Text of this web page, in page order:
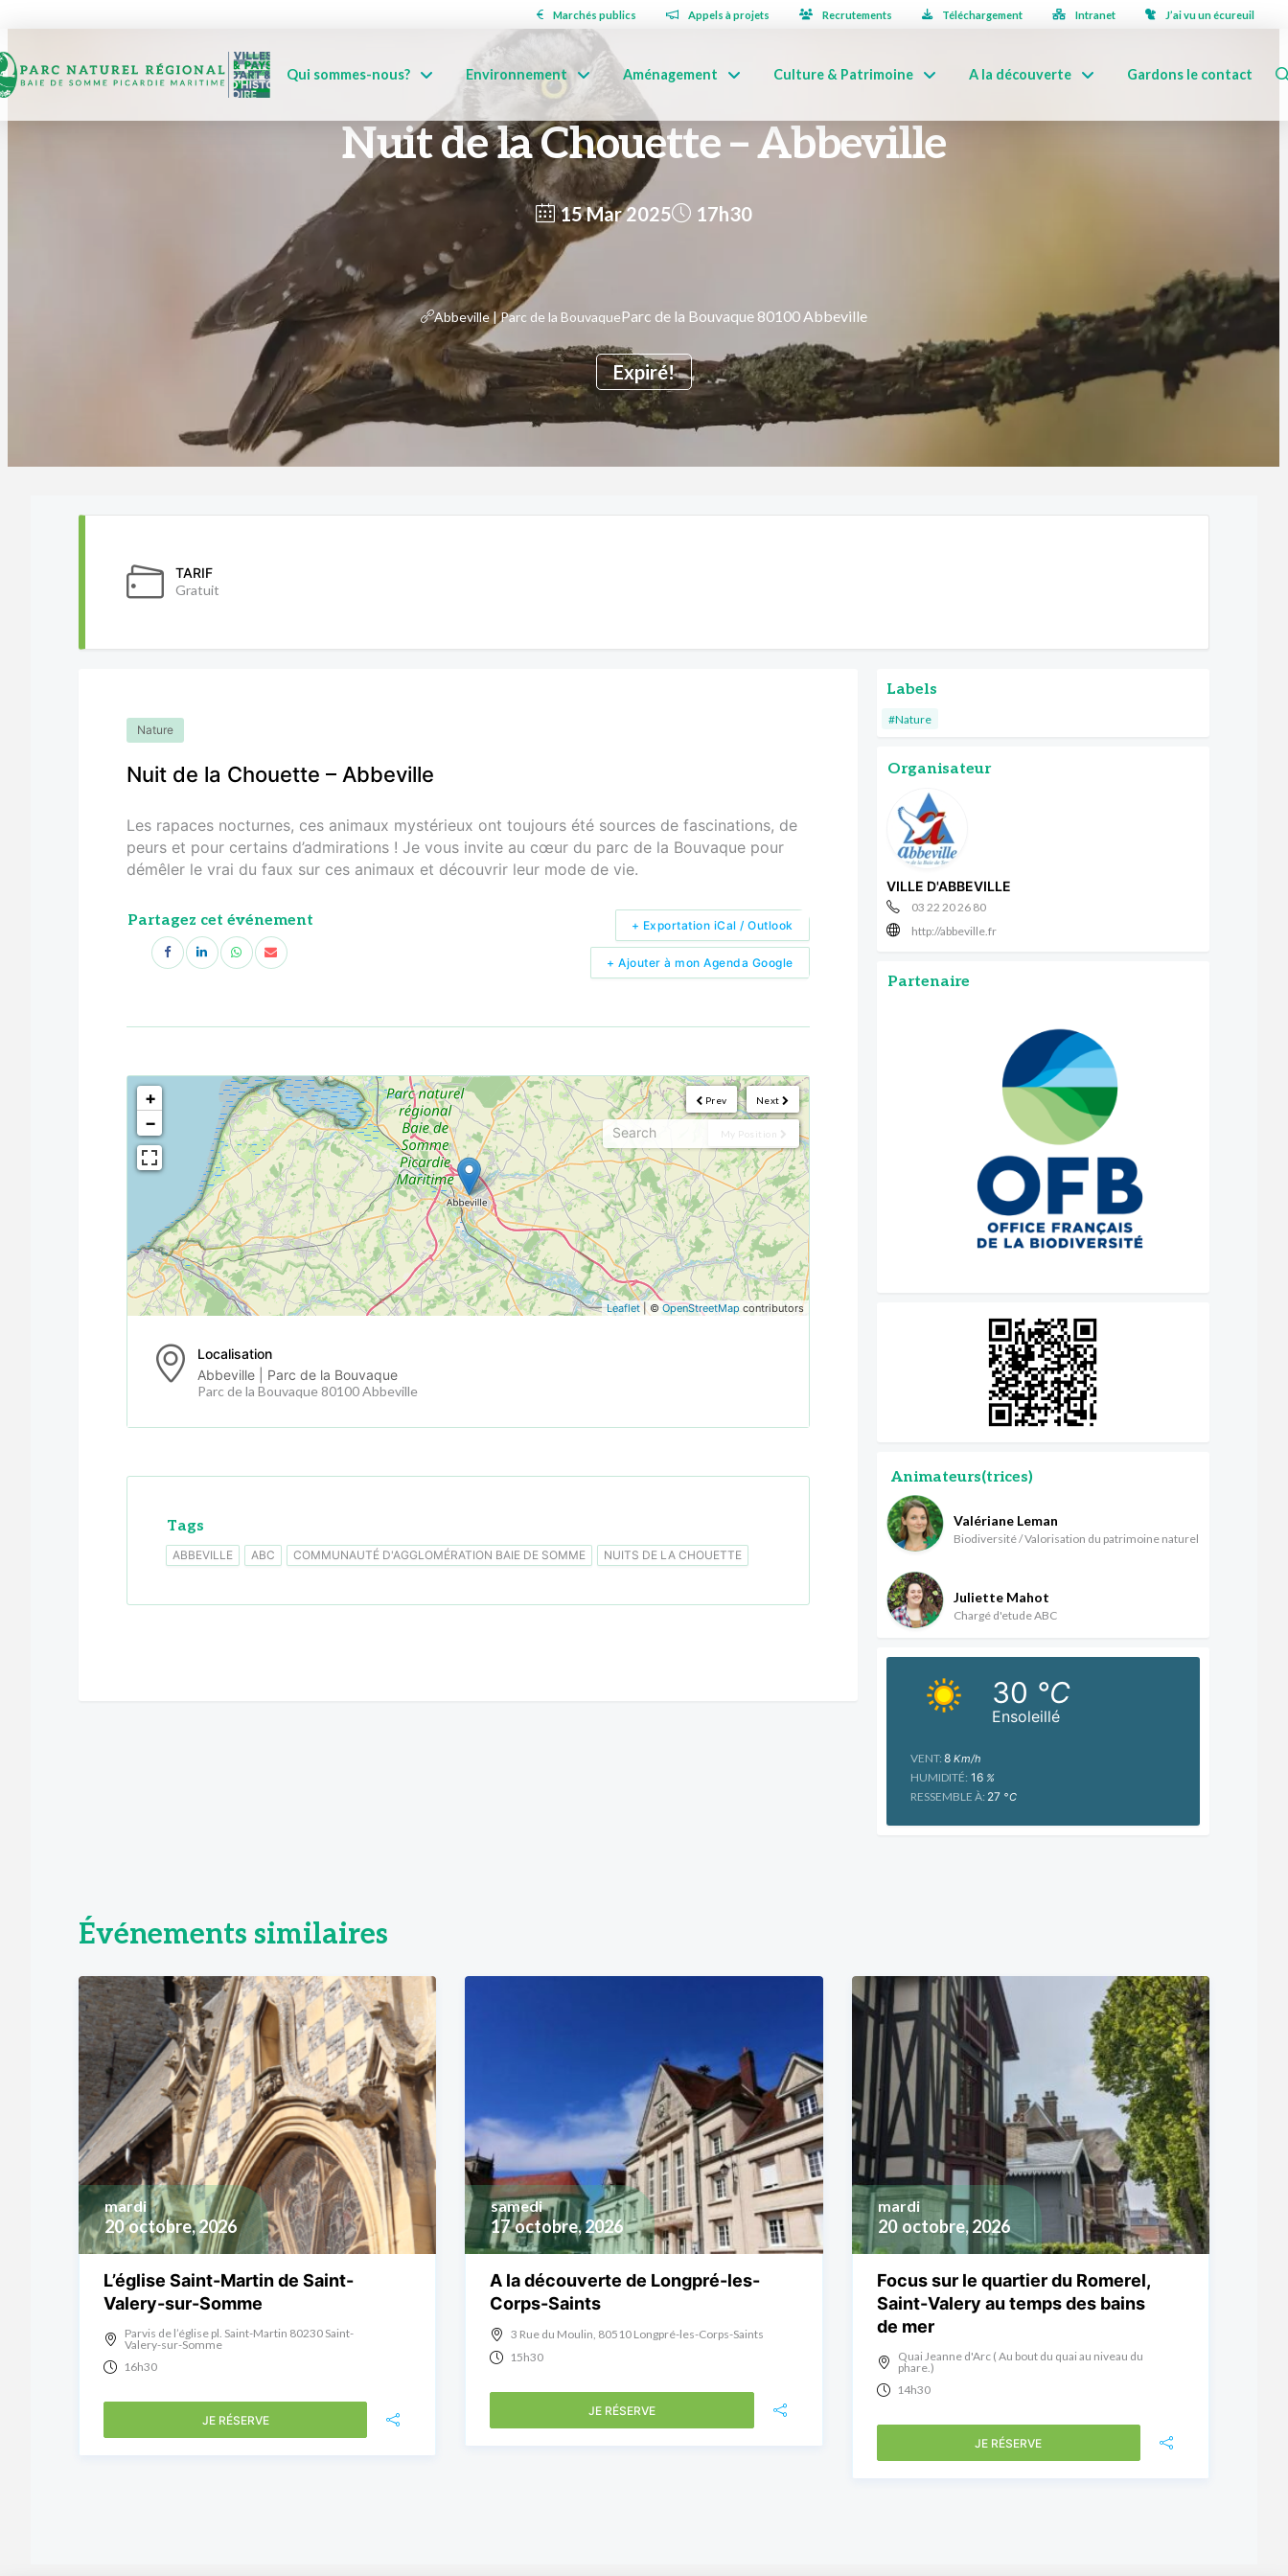
Marchés publics Appels à projets Recrutements Téléchargement Intranet J’ai vu un écureuil
Qui sommes-nous? Environnement Aménagement Culture & Patrimoine A la découverte Gardons le contact
Nuit de la Chouette – Abbeville
15 Mar 2025
Expiré!
17h30
Abbeville | Parc de la BouvaqueParc de la Bouvaque 80100 Abbeville
TARIF
Gratuit
Nature
Nuit de la Chouette – Abbeville
Les rapaces nocturnes, ces animaux mystérieux ont toujours été sources de fascinations, de
peurs et pour certains d’admirations ! Je vous invite au cœur du parc de la Bouvaque pour
démêler le vrai du faux sur ces animaux et découvrir leur mode de vie.
Partagez cet événement
+ Ajouter à mon Agenda Google
+ Exportation iCal / Outlook
Next
Prev
My Position
<!---->
+
−
Leaflet| © OpenStreetMap contributors
Localisation
Abbeville | Parc de la Bouvaque
Parc de la Bouvaque 80100 Abbeville
Tags
ABBEVILLE ABC COMMUNAUTÉ D'AGGLOMÉRATION BAIE DE SOMME NUITS DE LA CHOUETTE
Labels
#Nature
Organisateur
VILLE D'ABBEVILLE
03 22 20 26 80
http://abbeville.fr
Partenaire
Animateurs(trices)
Valériane Leman
Biodiversité / Valorisation du patrimoine naturel
Juliette Mahot
Chargé d'etude ABC
Ensoleillé
30 °C
VENT: 8Km/h
HUMIDITÉ: 16%
RESSEMBLE À: 27 °C
Événements similaires
20 octobre, 2026
mardi
L’église Saint-Martin de Saint-
Valery-sur-Somme
Parvis de l’église pl. Saint-Martin 80230 Saint-
Valery-sur-Somme
16h30
JE RÉSERVE
17 octobre, 2026
samedi
A la découverte de Longpré-les-
Corps-Saints
3 Rue du Moulin, 80510 Longpré-les-Corps-Saints
15h30
JE RÉSERVE
20 octobre, 2026
mardi
Focus sur le quartier du Romerel,
Saint-Valery au temps des bains
de mer
Quai Jeanne d'Arc ( Au bout du quai au niveau du
phare.)
14h30
JE RÉSERVE